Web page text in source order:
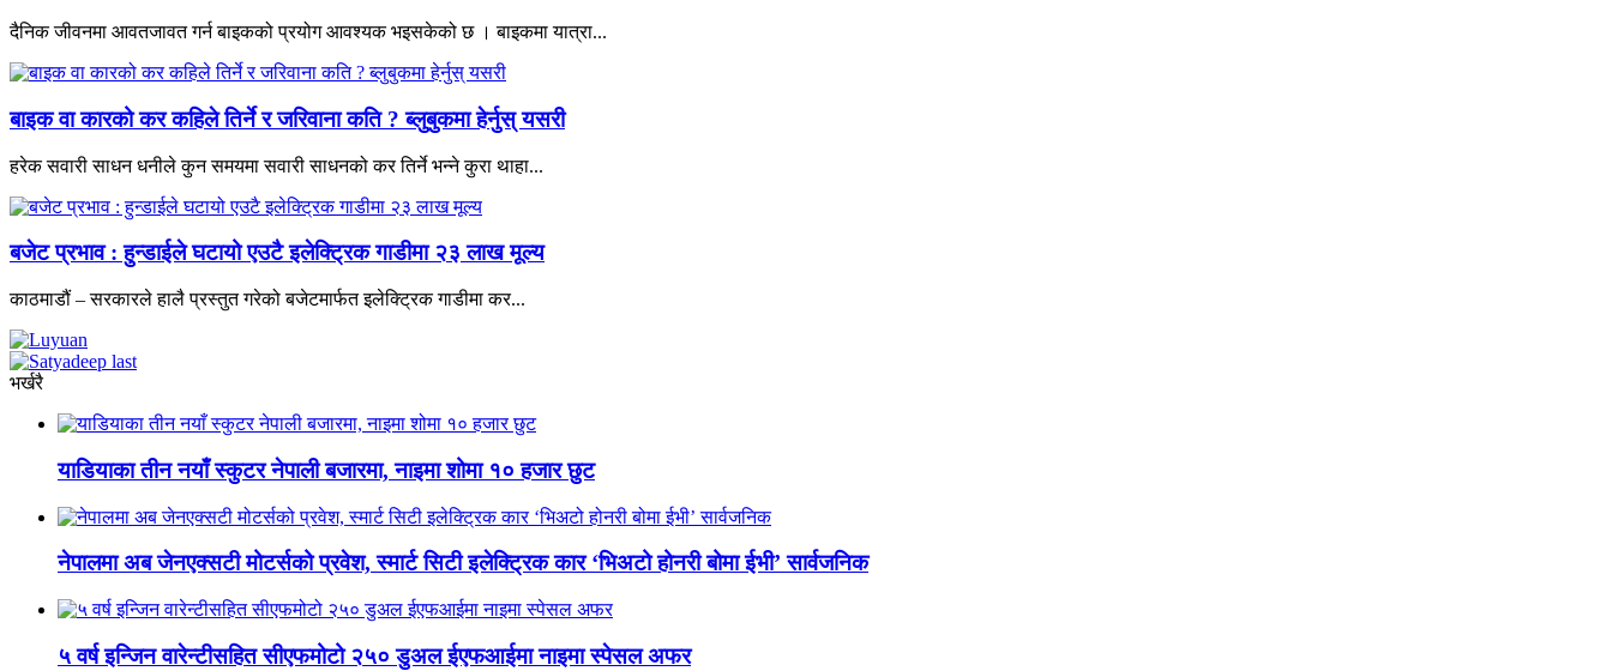
दैनिक जीवनमा आवतजावत गर्न बाइकको प्रयोग आवश्यक भइसकेको छ । बाइकमा यात्रा...
बाइक वा कारको कर कहिले तिर्ने र जरिवाना कति ? ब्लुबुकमा हेर्नुस् यसरी
हरेक सवारी साधन धनीले कुन समयमा सवारी साधनको कर तिर्ने भन्ने कुरा थाहा...
बजेट प्रभाव : हुन्डाईले घटायो एउटै इलेक्ट्रिक गाडीमा २३ लाख मूल्य
काठमाडौं – सरकारले हालै प्रस्तुत गरेको बजेटमार्फत इलेक्ट्रिक गाडीमा कर...
भर्खरै
याडियाका तीन नयाँ स्कुटर नेपाली बजारमा, नाइमा शोमा १० हजार छुट
नेपालमा अब जेनएक्सटी मोटर्सको प्रवेश, स्मार्ट सिटी इलेक्ट्रिक कार ‘भिअटो होनरी बोमा ईभी’ सार्वजनिक
५ वर्ष इन्जिन वारेन्टीसहित सीएफमोटो २५० डुअल ईएफआईमा नाइमा स्पेसल अफर